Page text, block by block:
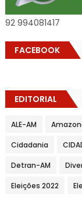
92 994081417
FACEBOOK
EDITORIAL
ALE-AM
Cidadania
Detran-AM
Eleições 2022